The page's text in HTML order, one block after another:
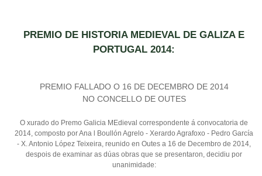
PREMIO DE HISTORIA MEDIEVAL DE GALIZA E
PORTUGAL 2014:
PREMIO FALLADO O 16 DE DECEMBRO DE 2014
NO CONCELLO DE OUTES
O xurado do Premo Galicia MEdieval correspondente á convocatoria de
2014, composto por Ana l Boullón Agrelo - Xerardo Agrafoxo - Pedro García
- X. Antonio López Teixeira, reunido en Outes a 16 de Decembro de 2014,
despois de examinar as dúas obras que se presentaron, decidiu por
unanimidade: